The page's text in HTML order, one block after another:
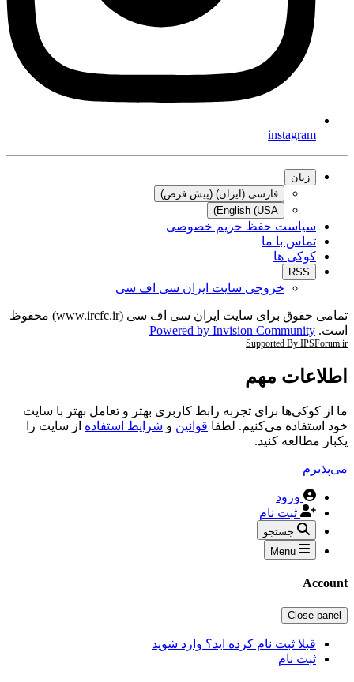
instagram
زبان
فارسی (ایران) (پیش فرض)
English (USA)
سیاست حفظ حریم خصوصی
تماس با ما
کوکی ها
RSS
خروجی سایت ایران سی اف سی
تمامی حقوق برای سایت ایران سی اف سی (www.ircfc.ir) محفوظ
است. Powered by Invision Community
Supported By IPSForum.ir
اطلاعات مهم
ما از کوکی‌ها برای تجربه رابط کاربری بهتر و تعامل بهتر با سایت
خود استفاده می‌کنیم. لطفا قوانین و شرایط استفاده از سایت را
یکبار مطالعه کنید.
می‌پذیرم
ورود
ثبت نام
جستجو
Menu
Account
Close panel
قبلا ثبت نام کرده اید؟ وارد شوید
ثبت نام